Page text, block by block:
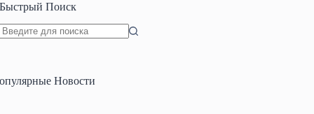
Быстрый Поиск
Новости